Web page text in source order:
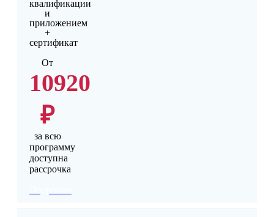
квалификации
и
приложением
+
сертификат
От
10920
₽
за всю
программу
доступна
рассрочка